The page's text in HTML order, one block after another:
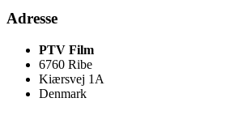
Adresse
PTV Film
6760 Ribe
Kiærsvej 1A
Denmark